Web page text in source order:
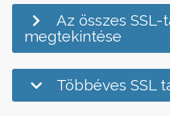
Az összes SSL-
megtekintése
Többéves SSL